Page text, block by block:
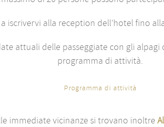
iscrivervi alla reception dell’hotel fino
attuali delle passeggiate con gli
programma di attività.
Programma di attività
immediate vicinanze si trovano inoltre